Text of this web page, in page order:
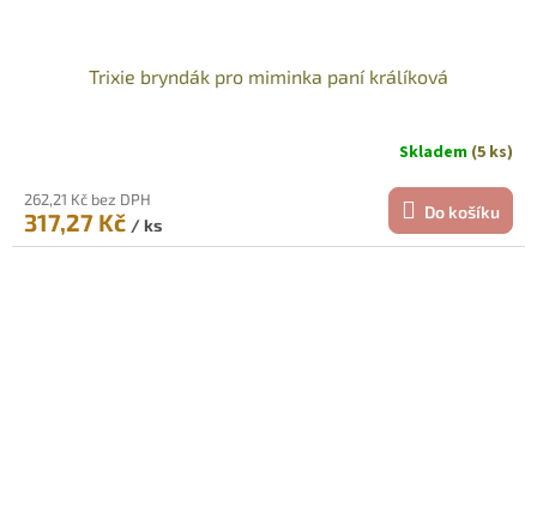
Trixie bryndák pro miminka paní králíková
Skladem (5 ks)
262,21 Kč bez DPH
317,27 Kč / ks
Do košíku